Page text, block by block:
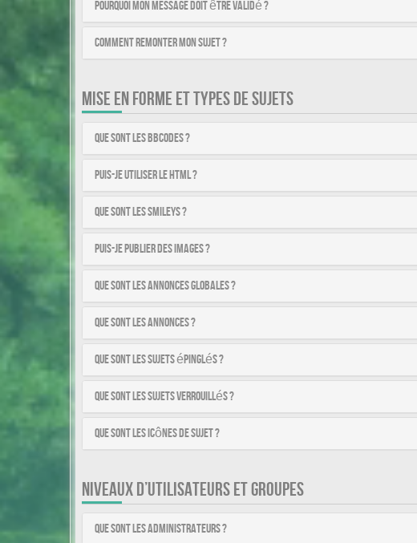
Pourquoi mon message doit être validé ?
Comment remonter mon sujet ?
MISE EN FORME ET TYPES DE SUJETS
Que sont les BBCodes ?
Puis-je utiliser le HTML ?
Que sont les smileys ?
Puis-je publier des images ?
Que sont les annonces globales ?
Que sont les annonces ?
Que sont les sujets épinglés ?
Que sont les sujets verrouillés ?
Que sont les icônes de sujet ?
NIVEAUX D’UTILISATEURS ET GROUPES
Que sont les administrateurs ?